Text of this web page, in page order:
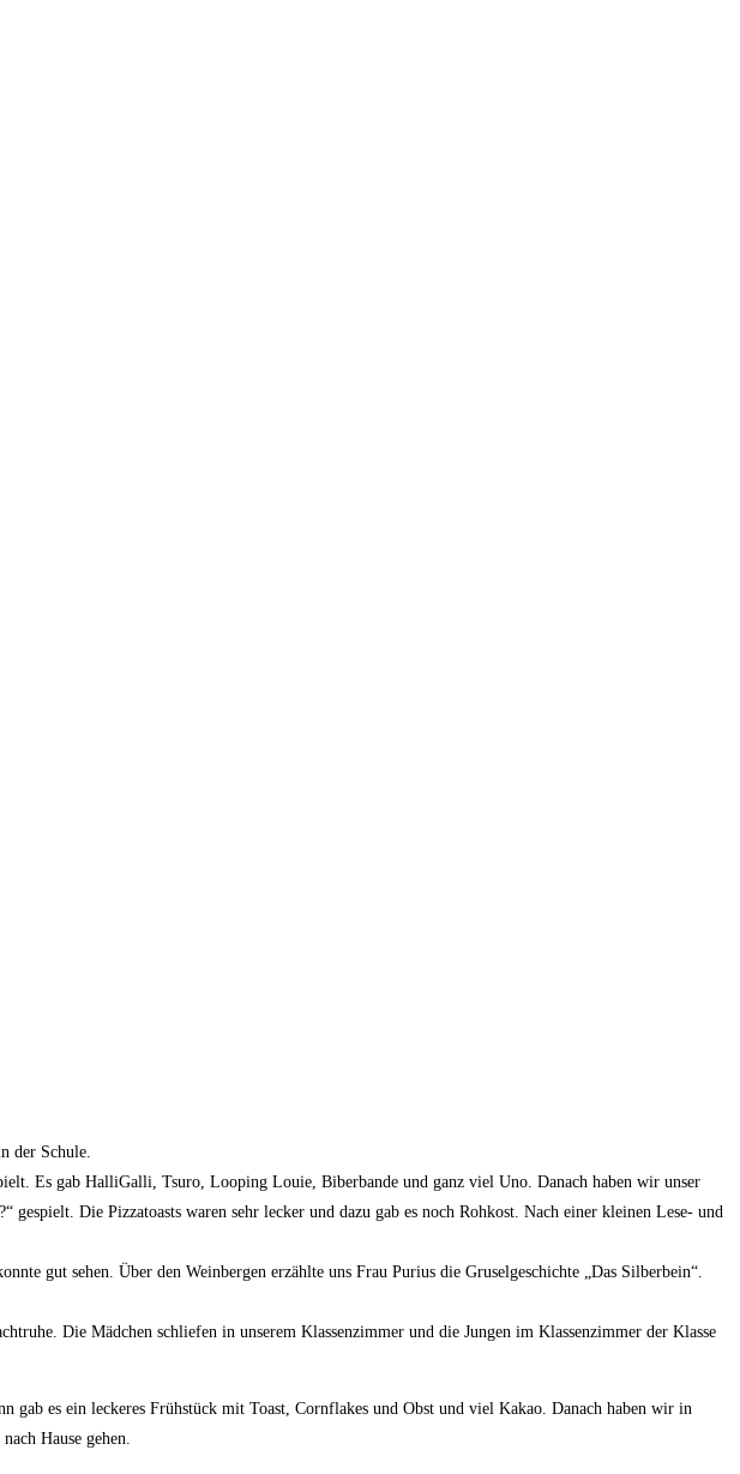
der Schule.
Es gab HalliGalli, Tsuro, Looping Louie, Biberbande und ganz viel Uno. Danach haben wir unser
Die Pizzatoasts waren sehr lecker und dazu gab es noch Rohkost. Nach einer kleinen Lese- und
gut sehen. Über den Weinbergen erzählte uns Frau Purius die Gruselgeschichte „Das Silberbein“.
Die Mädchen schliefen in unserem Klassenzimmer und die Jungen im Klassenzimmer der Klasse
es ein leckeres Frühstück mit Toast, Cornflakes und Obst und viel Kakao. Danach haben wir in
Hause gehen.